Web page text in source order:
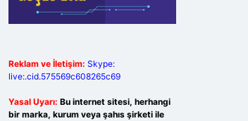
Reklam ve İletişim: Skype:
live:.cid.575569c608265c69
Yasal Uyarı: Bu internet sitesi, herhangi
bir marka, kurum veya şahıs şirketi ile